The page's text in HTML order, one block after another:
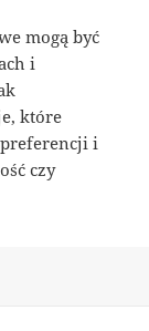
mogą być
i
które
i
czy